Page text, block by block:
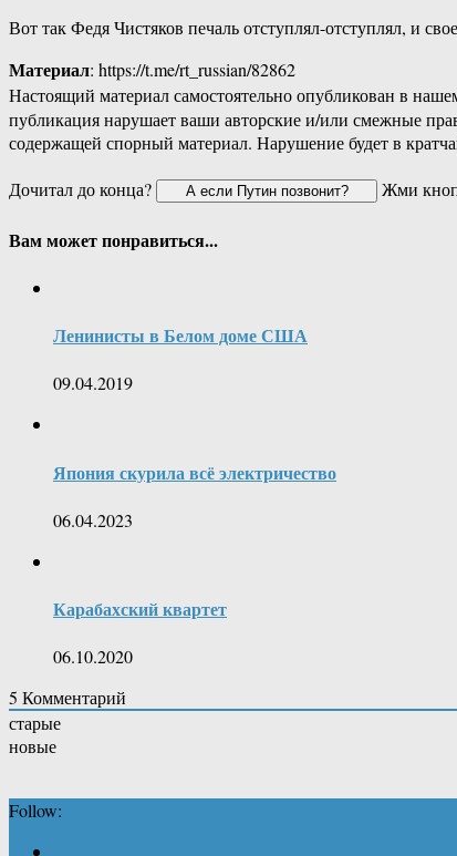
Вот так Федя Чистяков печаль отступлял-отступлял, и
Материал: https://t.me/rt_russian/82862
Настоящий материал самостоятельно опубликован в
публикация нарушает ваши авторские и/или смежные
содержащей спорный материал. Нарушение будет в
Дочитал до конца?
Жми
Вам может понравиться...
Ленинисты в Белом доме США
09.04.2019
Япония скурила всё электричество
06.04.2023
Карабахский квартет
06.10.2020
5 Комментарий
старые
новые
Follow: